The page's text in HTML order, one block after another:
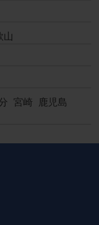
山
宮崎 鹿児島